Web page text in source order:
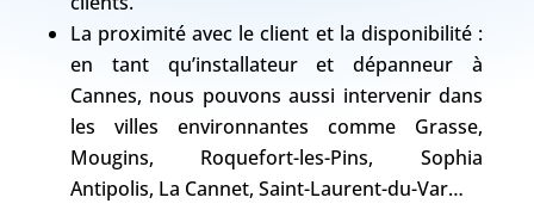
La proximité avec le client et la disponibilité :
en tant qu’installateur et dépanneur à
Cannes, nous pouvons aussi intervenir dans
les villes environnantes comme Grasse,
Mougins, Roquefort-les-Pins, Sophia
Antipolis, La Cannet, Saint-Laurent-du-Var…